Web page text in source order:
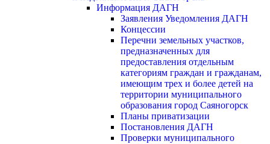
Информация ДАГН
Заявления Уведомления ДАГН
Концессии
Перечни земельных участков,
предназначенных для
предоставления отдельным
категориям граждан и гражданам,
имеющим трех и более детей на
территории муниципального
образования город Саяногорск
Планы приватизации
Постановления ДАГН
Проверки муниципального